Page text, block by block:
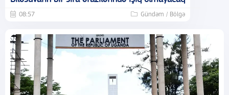
08:57 Gündəm / Bölgə